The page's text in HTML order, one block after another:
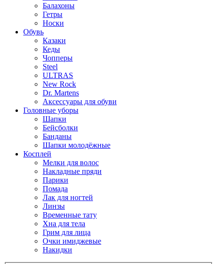
Балахоны
Гетры
Носки
Обувь
Казаки
Кеды
Чопперы
Steel
ULTRAS
New Rock
Dr. Martens
Аксессуары для обуви
Головные уборы
Шапки
Бейсболки
Банданы
Шапки молодёжные
Косплей
Мелки для волос
Накладные пряди
Парики
Помада
Лак для ногтей
Линзы
Временные тату
Хна для тела
Грим для лица
Очки имиджевые
Накидки